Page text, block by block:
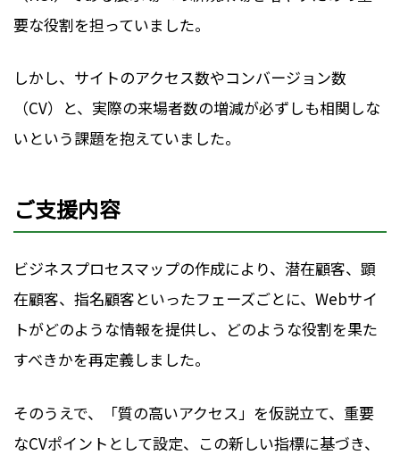
要な役割を担っていました。
しかし、サイトのアクセス数やコンバージョン数
（CV）と、実際の来場者数の増減が必ずしも相関しな
いという課題を抱えていました。
ご支援内容
ビジネスプロセスマップの作成により、潜在顧客、顕
在顧客、指名顧客といったフェーズごとに、Webサイ
トがどのような情報を提供し、どのような役割を果た
すべきかを再定義しました。
そのうえで、「質の高いアクセス」を仮説立て、重要
なCVポイントとして設定、この新しい指標に基づき、